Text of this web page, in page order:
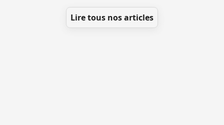
Lire tous nos articles